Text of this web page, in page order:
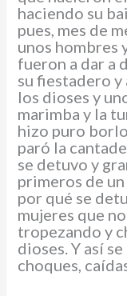
haciendo su
pues, mes de
unos hombres
fueron a dar a
su fiestadero y
los dioses y
marimba y la
hizo puro
paró la
se detuvo y
primeros de
por qué se
mujeres que
tropezando y
dioses. Y así
choques,